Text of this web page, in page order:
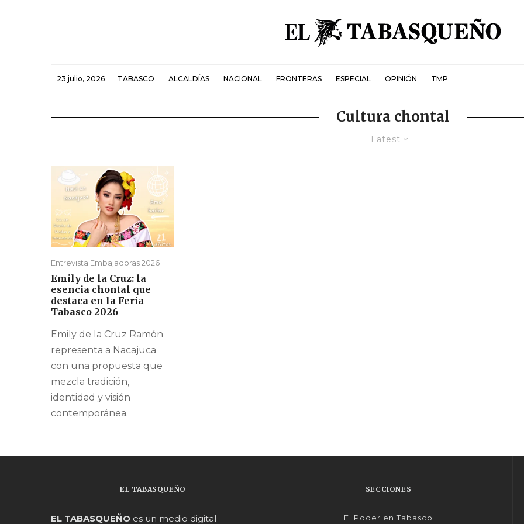
23 julio, 2026 TABASCO ALCALDÍAS NACIONAL FRONTERAS ESPECIAL OPINIÓN TMP
Cultura chontal
Latest
Entrevista Embajadoras 2026
Emily de la Cruz: la
esencia chontal que
destaca en la Feria
Tabasco 2026
Emily de la Cruz Ramón
representa a Nacajuca
con una propuesta que
mezcla tradición,
identidad y visión
contemporánea.
EL TABASQUEÑO
EL TABASQUEÑO es un medio digital
SECCIONES
El Poder en Tabasco